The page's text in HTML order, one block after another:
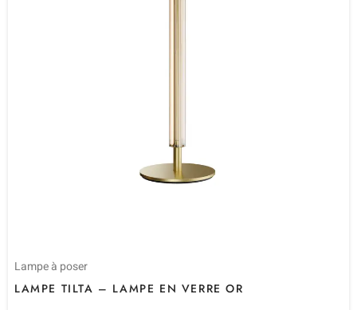
Lampe à poser
LAMPE TILTA – LAMPE EN VERRE OR